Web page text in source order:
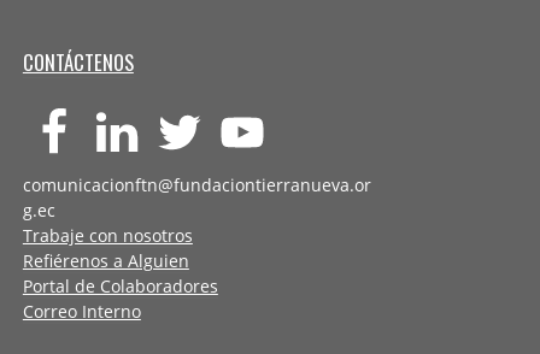
CONTÁCTENOS
comunicacionftn@fundaciontierranueva.or
g.ec
Trabaje con nosotros
Refiérenos a Alguien
Portal de Colaboradores
Correo Interno